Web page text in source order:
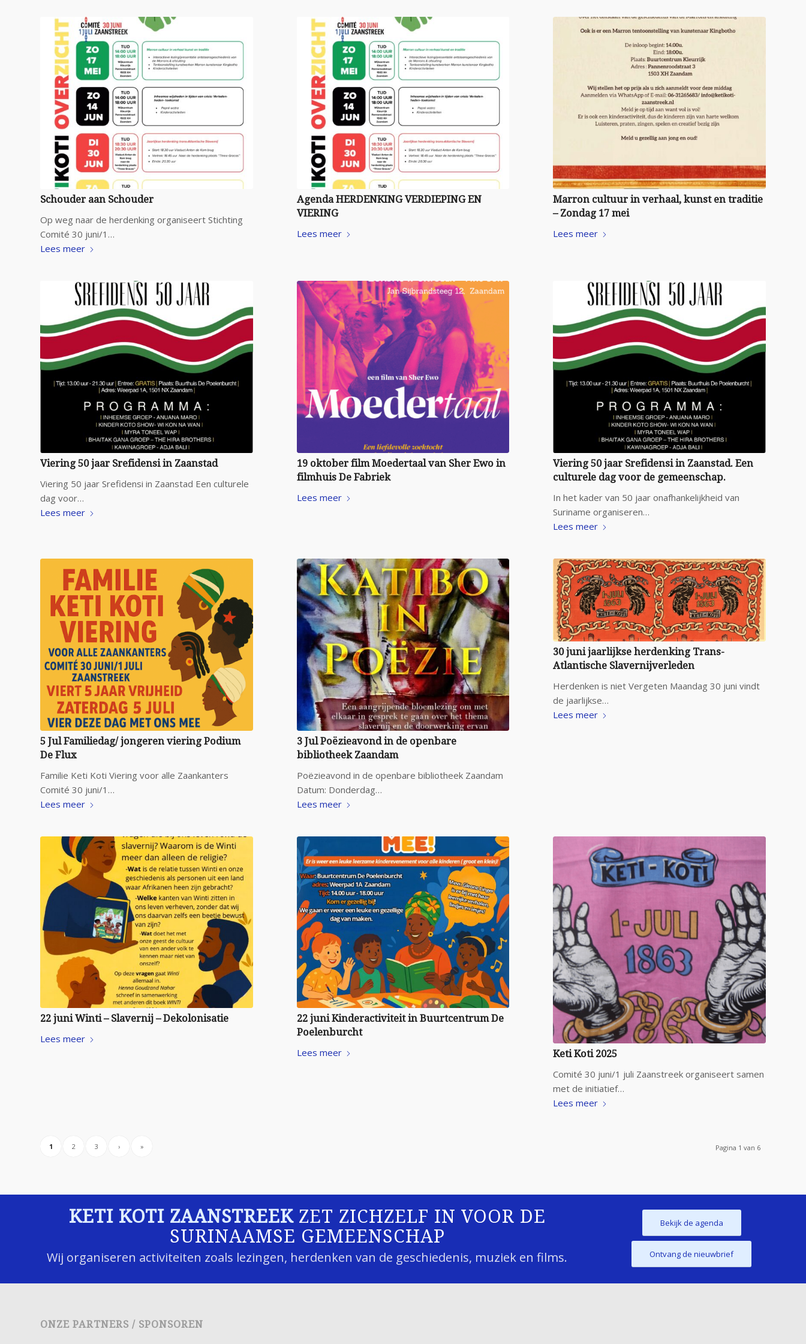
Schouder aan Schouder
Op weg naar de herdenking organiseert Stichting
Comité 30 juni/1…
Lees meer
Agenda HERDENKING VERDIEPING EN
VIERING
Lees meer
Marron cultuur in verhaal, kunst en traditie
– Zondag 17 mei
Lees meer
Viering 50 jaar Srefidensi in Zaanstad
Viering 50 jaar Srefidensi in Zaanstad Een culturele
dag voor…
Lees meer
19 oktober film Moedertaal van Sher Ewo in
filmhuis De Fabriek
Lees meer
Viering 50 jaar Srefidensi in Zaanstad. Een
culturele dag voor de gemeenschap.
In het kader van 50 jaar onafhankelijkheid van
Suriname organiseren…
Lees meer
5 Jul Familiedag/ jongeren viering Podium
De Flux
Familie Keti Koti Viering voor alle Zaankanters
Comité 30 juni/1…
Lees meer
3 Jul Poëzieavond in de openbare
bibliotheek Zaandam
Poëzieavond in de openbare bibliotheek Zaandam
Datum: Donderdag…
Lees meer
30 juni jaarlijkse herdenking Trans-
Atlantische Slavernijverleden
Herdenken is niet Vergeten Maandag 30 juni vindt
de jaarlijkse…
Lees meer
22 juni Winti – Slavernij – Dekolonisatie
Lees meer
22 juni Kinderactiviteit in Buurtcentrum De
Poelenburcht
Lees meer Keti Koti 2025
Comité 30 juni/1 juli Zaanstreek organiseert samen
met de initiatief…
Lees meer
Pagina 1 van 6
1 2 3 › »
KETI KOTI ZAANSTREEKZET ZICHZELF IN VOOR DE
SURINAAMSE GEMEENSCHAP
Wij organiseren activiteiten zoals lezingen, herdenken van de geschiedenis, muziek en films.
Bekijk de agenda
Ontvang de nieuwbrief
ONZE PARTNERS / SPONSOREN